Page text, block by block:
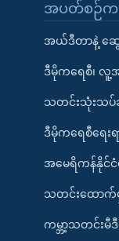
အပတ်စဉ်ကဏ္
အယ်ဒီတာနဲ့ ဆွေး
ဒီမိုကရေစီ၊ လူ့
သတင်းသုံးသပ်
ဒီမိုကရေစီရေးရ
အမေရိကန်နိုင်ငံ
သတင်းထောက်
ကမ္ဘာ့သတင်းမီ